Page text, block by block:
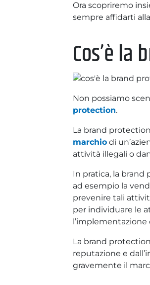
Ora scopriremo
sempre affidarti
Cos’è
Non possiamo
protection.
La brand
marchio di
attività illegali o
In pratica, la brand
ad esempio la
prevenire tali
per individuare le
La brand
reputazione e
gravemente il